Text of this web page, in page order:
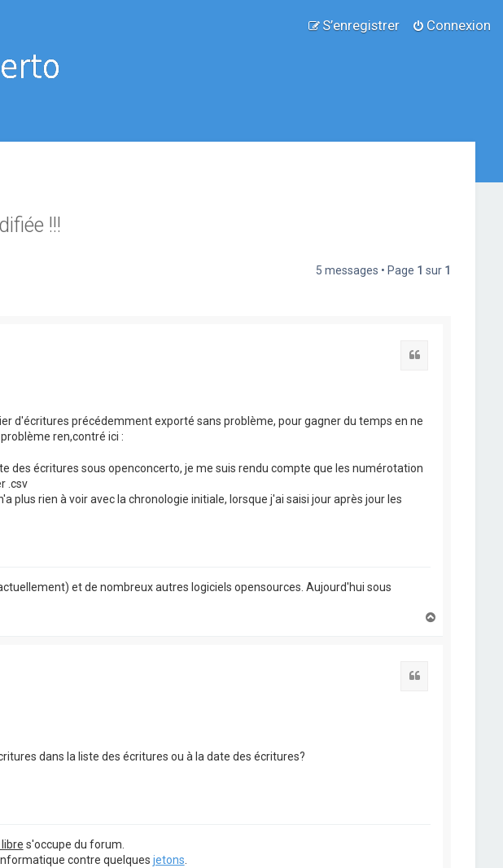
Connexion
S’enregistrer
!!!
5 messages • Page 1 sur 1
d'écritures précédemment exporté sans problème, pour gagner du temps en ne
ren,contré ici :
des écritures sous openconcerto, je me suis rendu compte que les numérotation
.csv
plus rien à voir avec la chronologie initiale, lorsque j'ai saisi jour après jour les
et de nombreux autres logiciels opensources. Aujourd'hui sous
dans la liste des écritures ou à la date des écritures?
s'occupe du forum.
contre quelques jetons